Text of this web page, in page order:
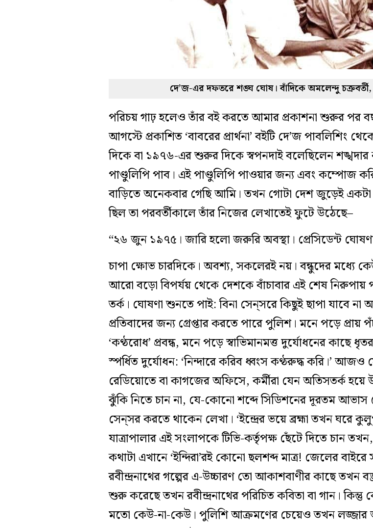
দে’জ-এর দফতরে শঙ্ঘ ঘোষ। বাঁদিকে অমলেন্দু চক্রবর্তী,
পরিচয় গাঢ় হলেও তাঁর বই করতে আমার প্রকাশনা শুরুর পর
আগস্টে প্রকাশিত ‘বাবরের প্রার্থনা’ বইটি দে’জ পাবলিশিং
দিকে বা ১৯৭৬-এর শুরুর দিকে স্বপনদাই বলেছিলেন
পাণ্ডুলিপি পাব। এই পাণ্ডুলিপি পাওয়ার জন্য এবং কম্পোজ
বাড়িতে অনেকবার গেছি আমি। তখন গোটা দেশ জুড়েই
ছিল তা পরবর্তীকালে তাঁর নিজের লেখাতেই ফুটে উঠেছে–
“২৬ জুন ১৯৭৫। জারি হলো জরুরি অবস্থা। প্রেসিডেন্ট ঘোষণা
চাপা ক্ষোভ চারদিকে। অবশ্য, সকলেরই নয়। বন্ধুদের মধ্যে
আরো বড়ো বিপর্যয় থেকে দেশকে বাঁচাবার এই শেষ নিরুপায়
তর্ক। ঘোষণা শুনতে পাই: বিনা সেন্‌সরে কিছুই ছাপা যাবে
প্রতিবাদের জন্য গ্রেপ্তার করতে পারে পুলিশ। মনে পড়ে প্রায়
‘কণ্ঠরোধ’ প্রবন্ধ, মনে পড়ে স্বাভিমানমত্ত দুর্যোধনের কাছে
স্পর্ধিত দুর্যোধন: ‘নিন্দারে করিব ধ্বংস কণ্ঠরুদ্ধ করি।’
রেডিয়োতে বা কাগজের অফিসে, কর্মীরা যেন অতিসতর্ক
ঝুঁকি নিতে চান না, যে-কোনো শব্দে সিডিশনের দূরতম
সেন্‌সর করতে থাকেন লেখা। ‘ইন্দ্রের ভয়ে ব্রহ্মা তখন ঘরে
যাত্রাপালার এই সংলাপকে টিভি-কর্তৃপক্ষ ছেঁটে দিতে চান
কথাটা এখানে ‘ইন্দিরা’রই কোনো ছলশব্দ মাত্র! জেলের
রবীন্দ্রনাথের গল্পের এ-উচ্চারণ তো আকাশবাণীর কাছে তখন
শুরু করেছে তখন রবীন্দ্রনাথের পরিচিত কবিতা বা গান।
মতো কেউ-না-কেউ। পুলিশি আক্রমণের চেয়েও তখন